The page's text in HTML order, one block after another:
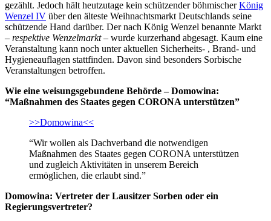
gezählt. Jedoch hält heutzutage kein schützender böhmischerKönig
Wenzel IV über den älteste Weihnachtsmarkt Deutschlands seine
schützende Hand darüber. Der nach König Wenzel benannte Markt
– respektive Wenzelmarkt– wurde kurzerhand abgesagt. Kaum eine
Veranstaltung kann noch unter aktuellen Sicherheits- , Brand- und
Hygieneauflagen stattfinden. Davon sind besonders Sorbische
Veranstaltungen betroffen.
Wie eine weisungsgebundene Behörde – Domowina:
“Maßnahmen des Staates gegen CΟRΟΝA unterstützen”
>>Domowina<<
“Wir wollen als Dachverband die notwendigen
Maßnahmen des Staates gegen CΟRΟΝA unterstützen
und zugleich Aktivitäten in unserem Bereich
ermöglichen, die erlaubt sind.”
Domowina: Vertreter der Lausitzer Sorben oder ein
Regierungsvertreter?